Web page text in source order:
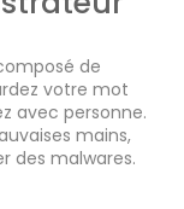
de
votre mot
avec personne.
mains,
des malwares.